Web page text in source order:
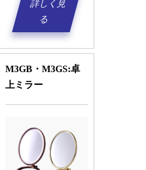
詳しく見
る
M3GB・M3GS:卓
上ミラー